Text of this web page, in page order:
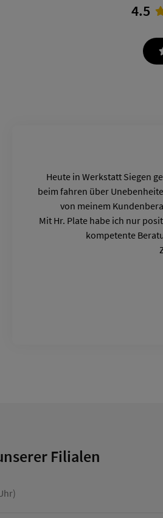
4.5
Heute in Werkstatt Siegen
beim fahren über
von meinem
Mit Hr. Plate habe ich nur
kompetente
Filialen